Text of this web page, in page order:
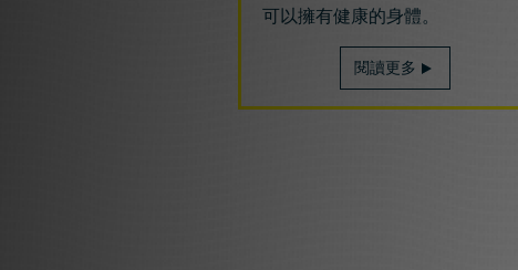
可以擁有健康的身體。
閱讀更多